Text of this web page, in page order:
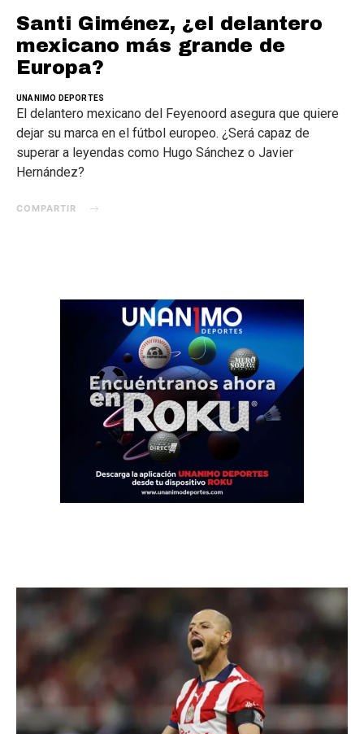
Santi Giménez, ¿el delantero
mexicano más grande de
Europa?
UNANIMO DEPORTES
El delantero mexicano del Feyenoord asegura que quiere
dejar su marca en el fútbol europeo. ¿Será capaz de
superar a leyendas como Hugo Sánchez o Javier
Hernández?
COMPARTIR